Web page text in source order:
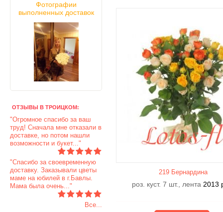
Фотографии
выполненных доставок
ОТЗЫВЫ В ТРОИЦКОМ:
"Огромное спасибо за ваш
труд! Сначала мне отказали в
доставке, но потом нашли
возможности и букет..."
"Спасибо за своевременную
доставку. Заказывали цветы
маме на юбилей в г.Бавлы.
Мама была очень..."
Все...
219 Бернардина
роз. куст. 7 шт., лента 2013